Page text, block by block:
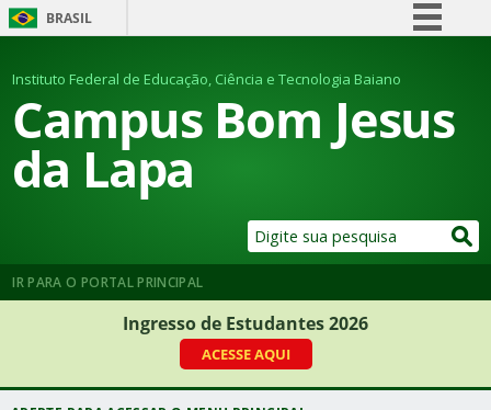
BRASIL
Comunica BR
Participe
Instituto Federal de Educação, Ciência e Tecnologia Baiano
Campus Bom Jesus
da Lapa
IR PARA O PORTAL PRINCIPAL
Ingresso de Estudantes 2026
ACESSE AQUI